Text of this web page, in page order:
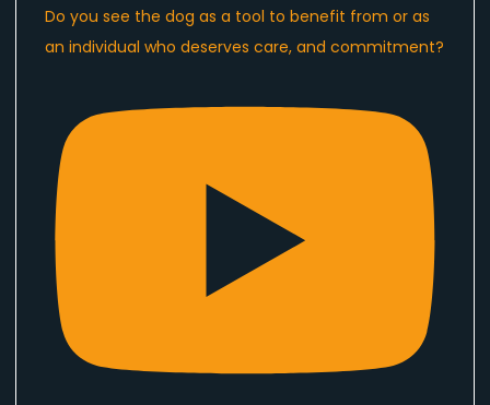
Do you see the dog as a tool to benefit from or as
an individual who deserves care, and commitment?